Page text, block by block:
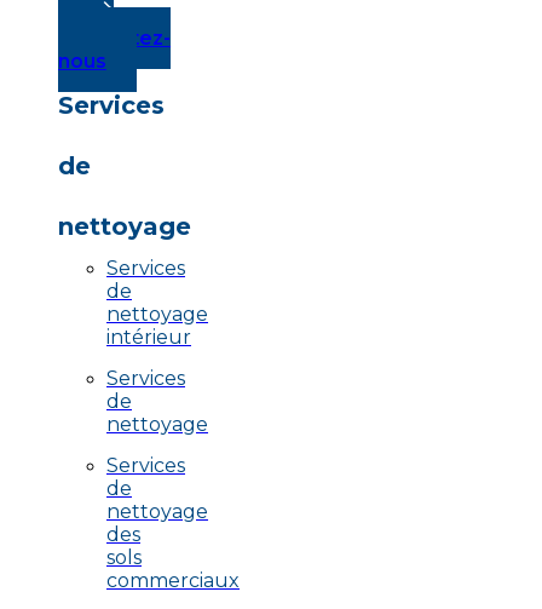
Contactez-
nous
Services
de
nettoyage
Services
de
nettoyage
intérieur
Services
de
nettoyage
Services
de
nettoyage
des
sols
commerciaux